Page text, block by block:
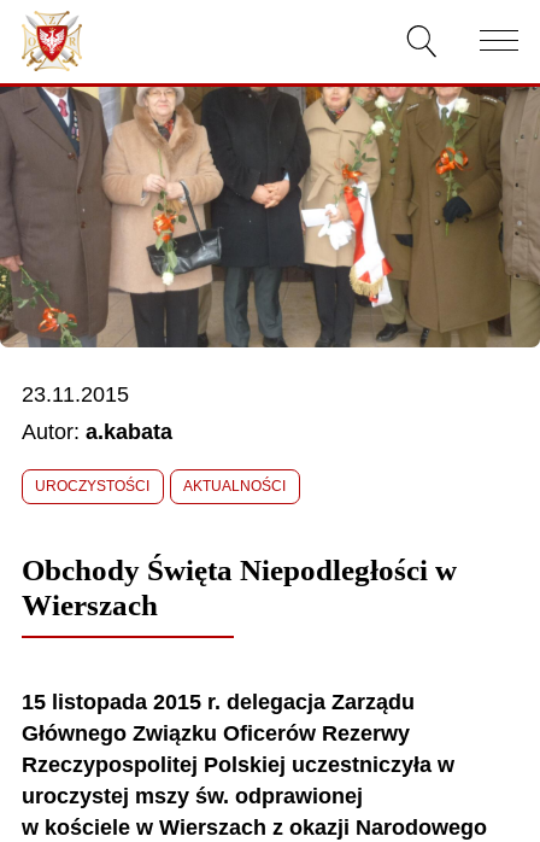
AKTUALNOŚCI
O ZWIĄZKU
DOKUMENTY
WŁADZE
RELACJE FILMOWE
KONKURSY
23.11.2015
Autor: a.kabata
UROCZYSTOŚCI AKTUALNOŚCI
Obchody Święta Niepodległości w
Wierszach
15 listopada 2015 r. delegacja Zarządu
Głównego Związku Oficerów Rezerwy
Rzeczypospolitej Polskiej uczestniczyła w
uroczystej mszy św. odprawionej
w kościele w Wierszach z okazji Narodowego